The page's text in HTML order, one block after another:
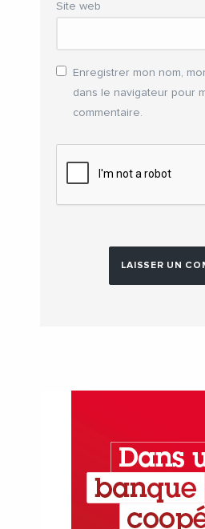
Site web
Enregistrer mon nom,
dans le navigateur pour
commentaire.